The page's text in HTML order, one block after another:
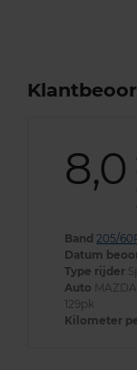
8,0
Band 205/
Datum
Type rijder
Auto
129pk
Kilometer